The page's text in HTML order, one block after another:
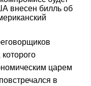
внесен билль об
царем
в